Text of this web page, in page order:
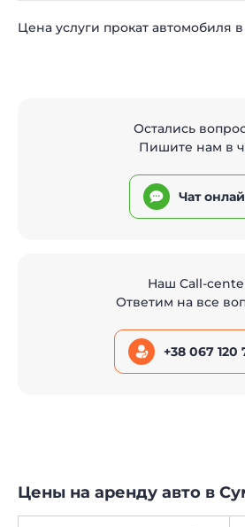
Цена услуги прокат автомобиля
Остались
Пишите нам в
Чат
Наш Call-
Ответим на все
+38 067 120
Цены на аренду авто в